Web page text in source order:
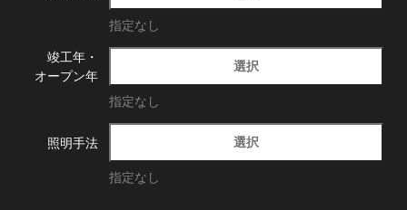
指定なし
竣工年・
オープン年
選択
指定なし
照明手法 選択
指定なし